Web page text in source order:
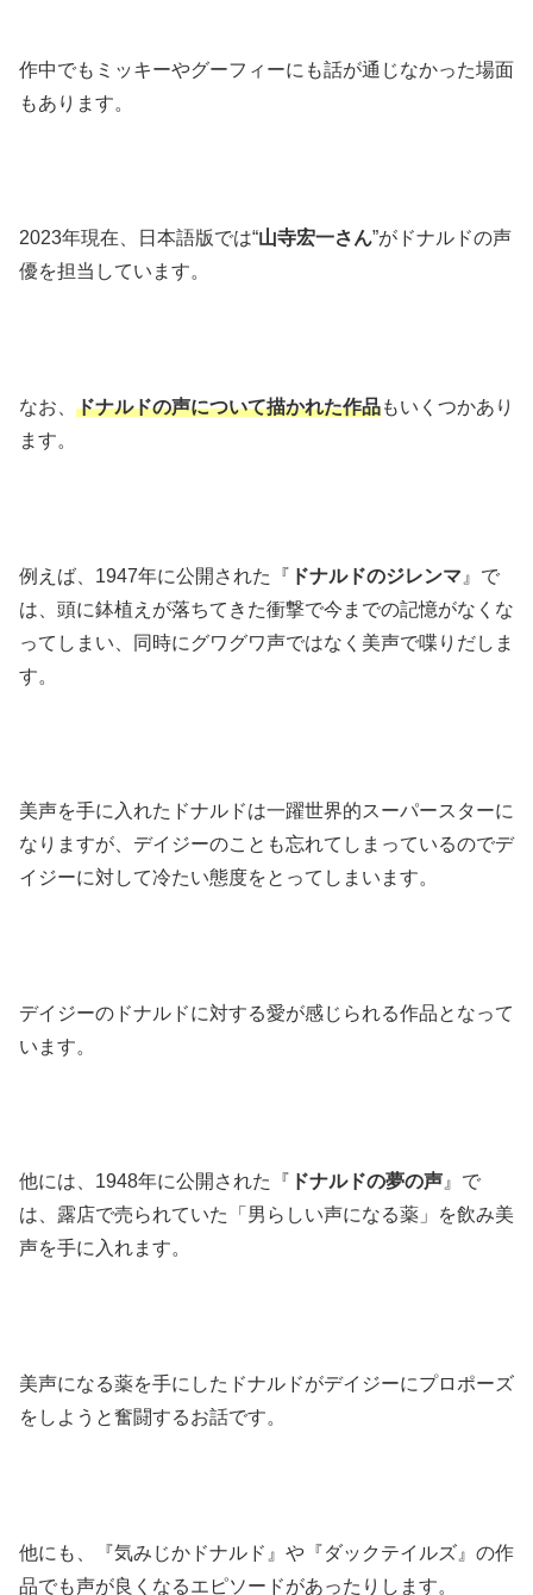
作中でもミッキーやグーフィーにも話が通じなかった場面
もあります。
2023年現在、日本語版では“山寺宏一さん”がドナルドの声
優を担当しています。
なお、 ドナルドの声について描かれた作品もいくつかあり
ます。
例えば、1947年に公開された『 ドナルドのジレンマ 』で
は、頭に鉢植えが落ちてきた衝撃で今までの記憶がなくな
ってしまい、同時にグワグワ声ではなく美声で喋りだしま
す。
美声を手に入れたドナルドは一躍世界的スーパースターに
なりますが、デイジーのことも忘れてしまっているのでデ
イジーに対して冷たい態度をとってしまいます。
デイジーのドナルドに対する愛が感じられる作品となって
います。
他には、1948年に公開された『 ドナルドの夢の声 』で
は、露店で売られていた「男らしい声になる薬」を飲み美
声を手に入れます。
美声になる薬を手にしたドナルドがデイジーにプロポーズ
をしようと奮闘するお話です。
他にも、『気みじかドナルド』や『ダックテイルズ』の作
品でも声が良くなるエピソードがあったりします。